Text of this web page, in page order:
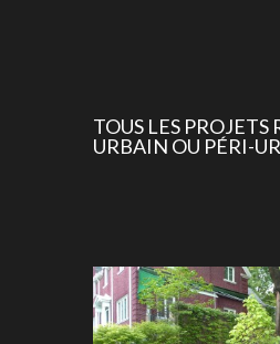
TOUS LES
URBAIN OU PÉRI-